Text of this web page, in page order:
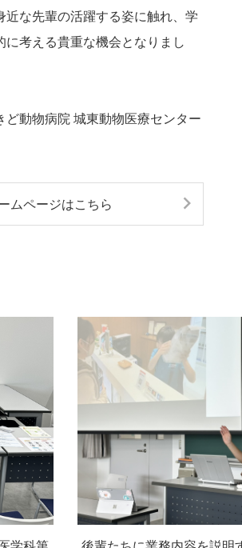
な先輩の活躍する姿に触れ、学
考える貴重な機会となりまし
動物病院 城東動物医療センター
ムページはこちら